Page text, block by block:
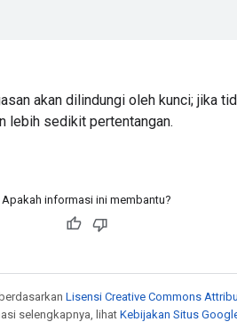
akan dilindungi oleh kunci; jika
lebih sedikit pertentangan.
Apakah informasi ini membantu?
Lisensi Creative Commons
selengkapnya, lihat Kebijakan Situs